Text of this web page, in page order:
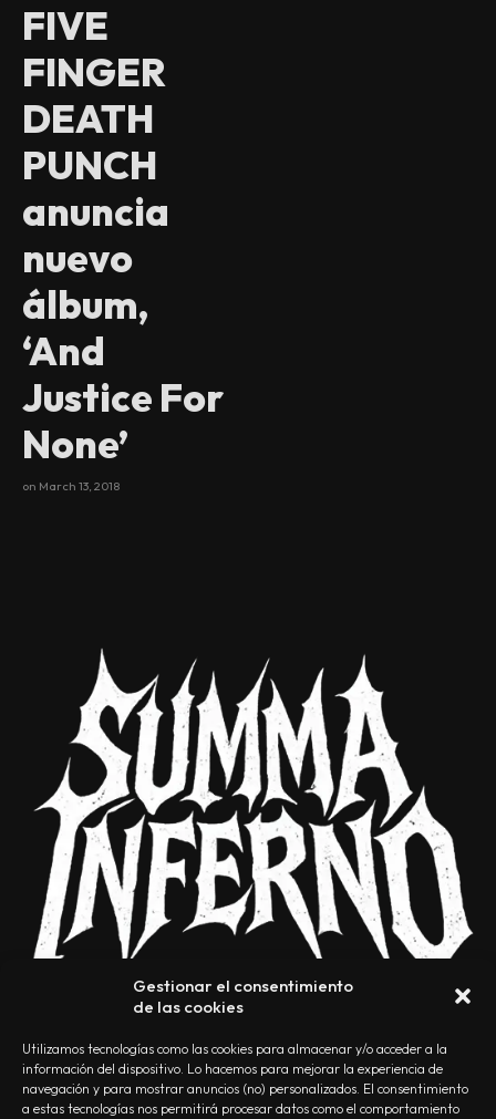
Gestionar el consentimiento
de las cookies
Utilizamos tecnologías como las cookies para almacenar y/o acceder a la
información del dispositivo. Lo hacemos para mejorar la experiencia de
navegación y para mostrar anuncios (no) personalizados. El consentimiento
a estas tecnologías nos permitirá procesar datos como el comportamiento
FIVE
FINGER
DEATH
PUNCH
anuncia
nuevo
álbum,
‘And
Justice For
None’
on March 13, 2018